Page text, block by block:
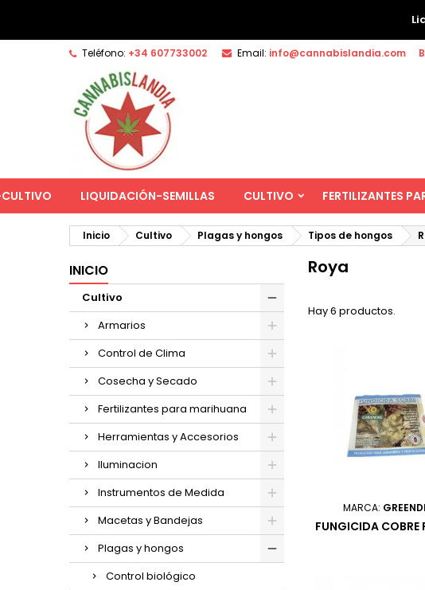
Teléfono: +34 607733002 Email: info@cannabislandia.com
LIQUIDACIÓN-SEMILLAS CULTIVO FERTILIZANTES
Inicio Cultivo Plagas y hongos Tipos de hongos
INICIO
Cultivo
Armarios
Control de Clima
Cosecha y Secado
Fertilizantes para marihuana
Herramientas y Accesorios
Iluminacion
Instrumentos de Medida
Macetas y Bandejas
Plagas y hongos
Control biológico
Roya
Hay 6 productos.
MARCA:
FUNGICIDA COBRE